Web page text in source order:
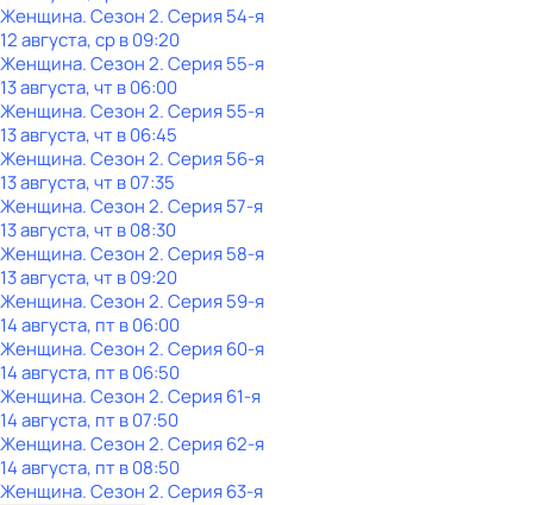
Женщина. Сезон 2. Серия 54-я
12 августа, ср в 09:20
Женщина. Сезон 2. Серия 55-я
13 августа, чт в 06:00
Женщина. Сезон 2. Серия 55-я
13 августа, чт в 06:45
Женщина. Сезон 2. Серия 56-я
13 августа, чт в 07:35
Женщина. Сезон 2. Серия 57-я
13 августа, чт в 08:30
Женщина. Сезон 2. Серия 58-я
13 августа, чт в 09:20
Женщина. Сезон 2. Серия 59-я
14 августа, пт в 06:00
Женщина. Сезон 2. Серия 60-я
14 августа, пт в 06:50
Женщина. Сезон 2. Серия 61-я
14 августа, пт в 07:50
Женщина. Сезон 2. Серия 62-я
14 августа, пт в 08:50
Женщина. Сезон 2. Серия 63-я